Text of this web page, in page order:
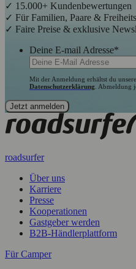
✓ 15.000+ Kundenbewertungen
✓ Für Familien, Paare &
✓ Faire Preise & exklusive
Deine E-mail Adresse*
Mit der Anmeldung erhältst du
Datenschutzerklärung. Abmeldung
roadsurfer
Über uns
Karriere
Presse
Kooperationen
Gastgeber werden
B2B-Händlerplattform
Für Camper